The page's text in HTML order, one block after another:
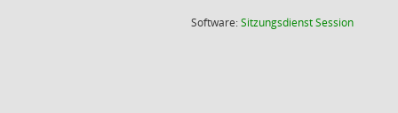
Software:SitzungsdienstSession(Wird in